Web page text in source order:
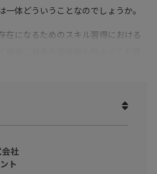
体どういうことなのでしょうか。
在になるためのスキル習得における
してはいるが、一向に身についていな
い、でもどうしていいかわからない人
社
ト